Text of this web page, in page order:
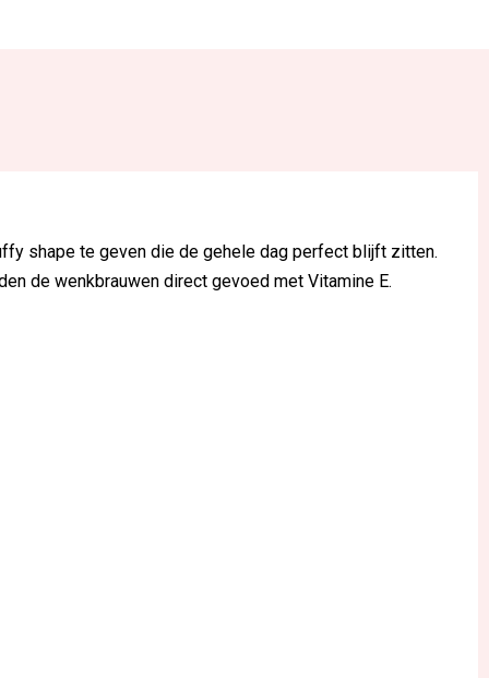
shape te geven die de gehele dag perfect blijft zitten.
de wenkbrauwen direct gevoed met Vitamine E.